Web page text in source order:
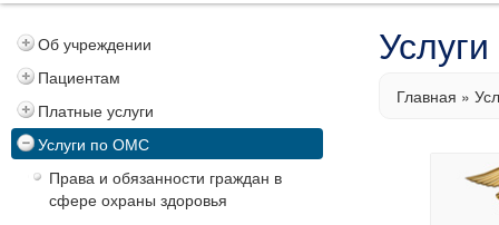
Об учреждении
Пациентам
Платные услуги
Услуги по ОМС
Права и обязанности граждан в
сфере охраны здоровья
Главная »